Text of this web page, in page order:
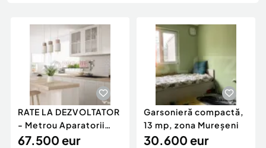
Animale de companie
Afaceri și echipamente profesionale
Inchiriere Bunuri si Vehicule
Piese auto si accesorii
Dacia Duster
RATE LA DEZVOLTATOR
- Metrou Aparatorii
Patriei -
67.500 eur
Garsonieră compactă,
13 mp, zona Mureșeni
30.600 eur